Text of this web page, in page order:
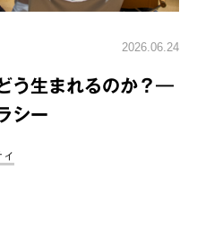
2026.06.24
う生まれるのか？―
シー